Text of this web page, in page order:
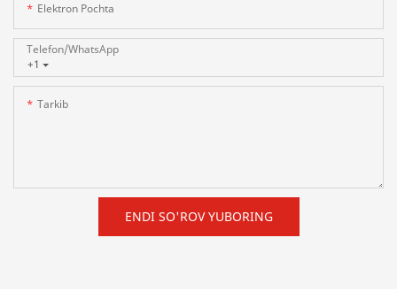
Elektron Pochta
+1
Telefon/whatsApp
Tarkib
ENDI SO'ROV YUBORING